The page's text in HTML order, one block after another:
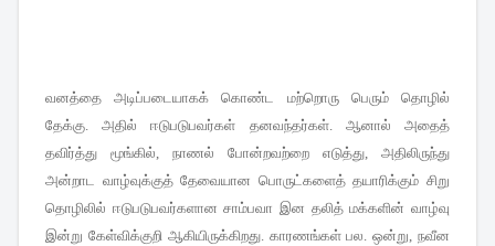
வனத்தை அடிப்படையாகக் கொண்ட மற்றொரு பெரும் தொழில்
தேக்கு .அதில் ஈடுபடுபவர்கள் தனவந்தர்கள். ஆனால் அதைத்
தவிர்த்து மூங்கில்
நாணல் போன்றவற்றை எடுத்து
அதிலிருந்து
அன்றாட வாழ்வுக்குத் தேவையான பொருட்களைத் தயாரிக்கும் சிறு
தொழிலில் ஈடுபடுபவர்களான சாம்பவா இன தலித் மக்களின் வாழ்வு
இன்று கேள்விக்குறி ஆகியிருக்கிறது. காரணங்கள் பல .ஒன்று ,நவீன